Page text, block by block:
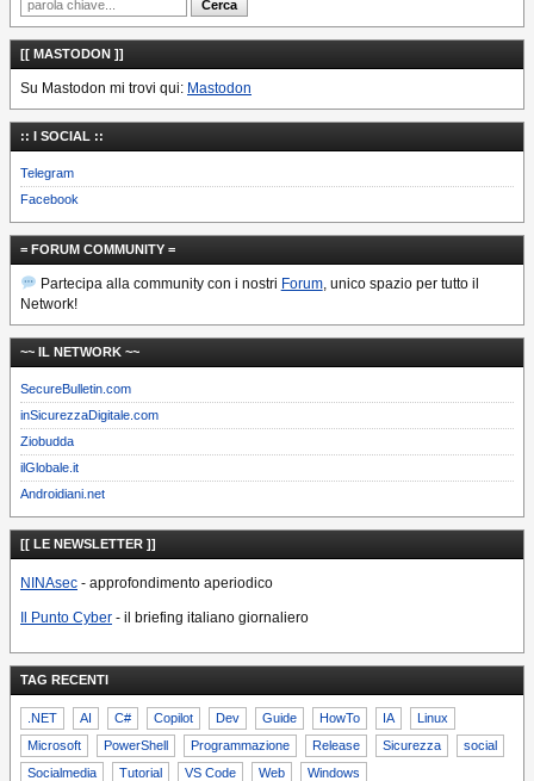
[[ MASTODON ]]
Su Mastodon mi trovi qui: Mastodon
:: I SOCIAL ::
Telegram
Facebook
= FORUM COMMUNITY =
Partecipa alla community con i nostri Forum, unico spazio per tutto il
Network!
~~ IL NETWORK ~~
SecureBulletin.com
inSicurezzaDigitale.com
Ziobudda
ilGlobale.it
Androidiani.net
[[ LE NEWSLETTER ]]
NINAsec - approfondimento aperiodico
Il Punto Cyber - il briefing italiano giornaliero
TAG RECENTI
.NET AI C# Copilot Dev Guide HowTo IA
Linux
Microsoft
PowerShell Programmazione Release Sicurezza
social
Socialmedia
Tutorial VS Code Web Windows